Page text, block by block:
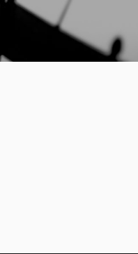
Wachtwoord vergeten?